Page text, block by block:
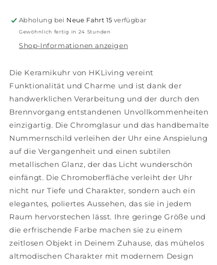
Abholung bei Neue Fahrt 15 verfügbar
Gewöhnlich fertig in 24 Stunden
Shop-Informationen anzeigen
Die Keramikuhr von HKLiving vereint
Funktionalität und Charme und ist dank der
handwerklichen Verarbeitung und der durch den
Brennvorgang entstandenen Unvollkommenheiten
einzigartig. Die Chromglasur und das handbemalte
Nummernschild verleihen der Uhr eine Anspielung
auf die Vergangenheit und einen subtilen
metallischen Glanz, der das Licht wunderschön
einfängt. Die Chromoberfläche verleiht der Uhr
nicht nur Tiefe und Charakter, sondern auch ein
elegantes, poliertes Aussehen, das sie in jedem
Raum hervorstechen lässt. Ihre geringe Größe und
die erfrischende Farbe machen sie zu einem
zeitlosen Objekt in Deinem Zuhause, das mühelos
altmodischen Charakter mit modernem Design